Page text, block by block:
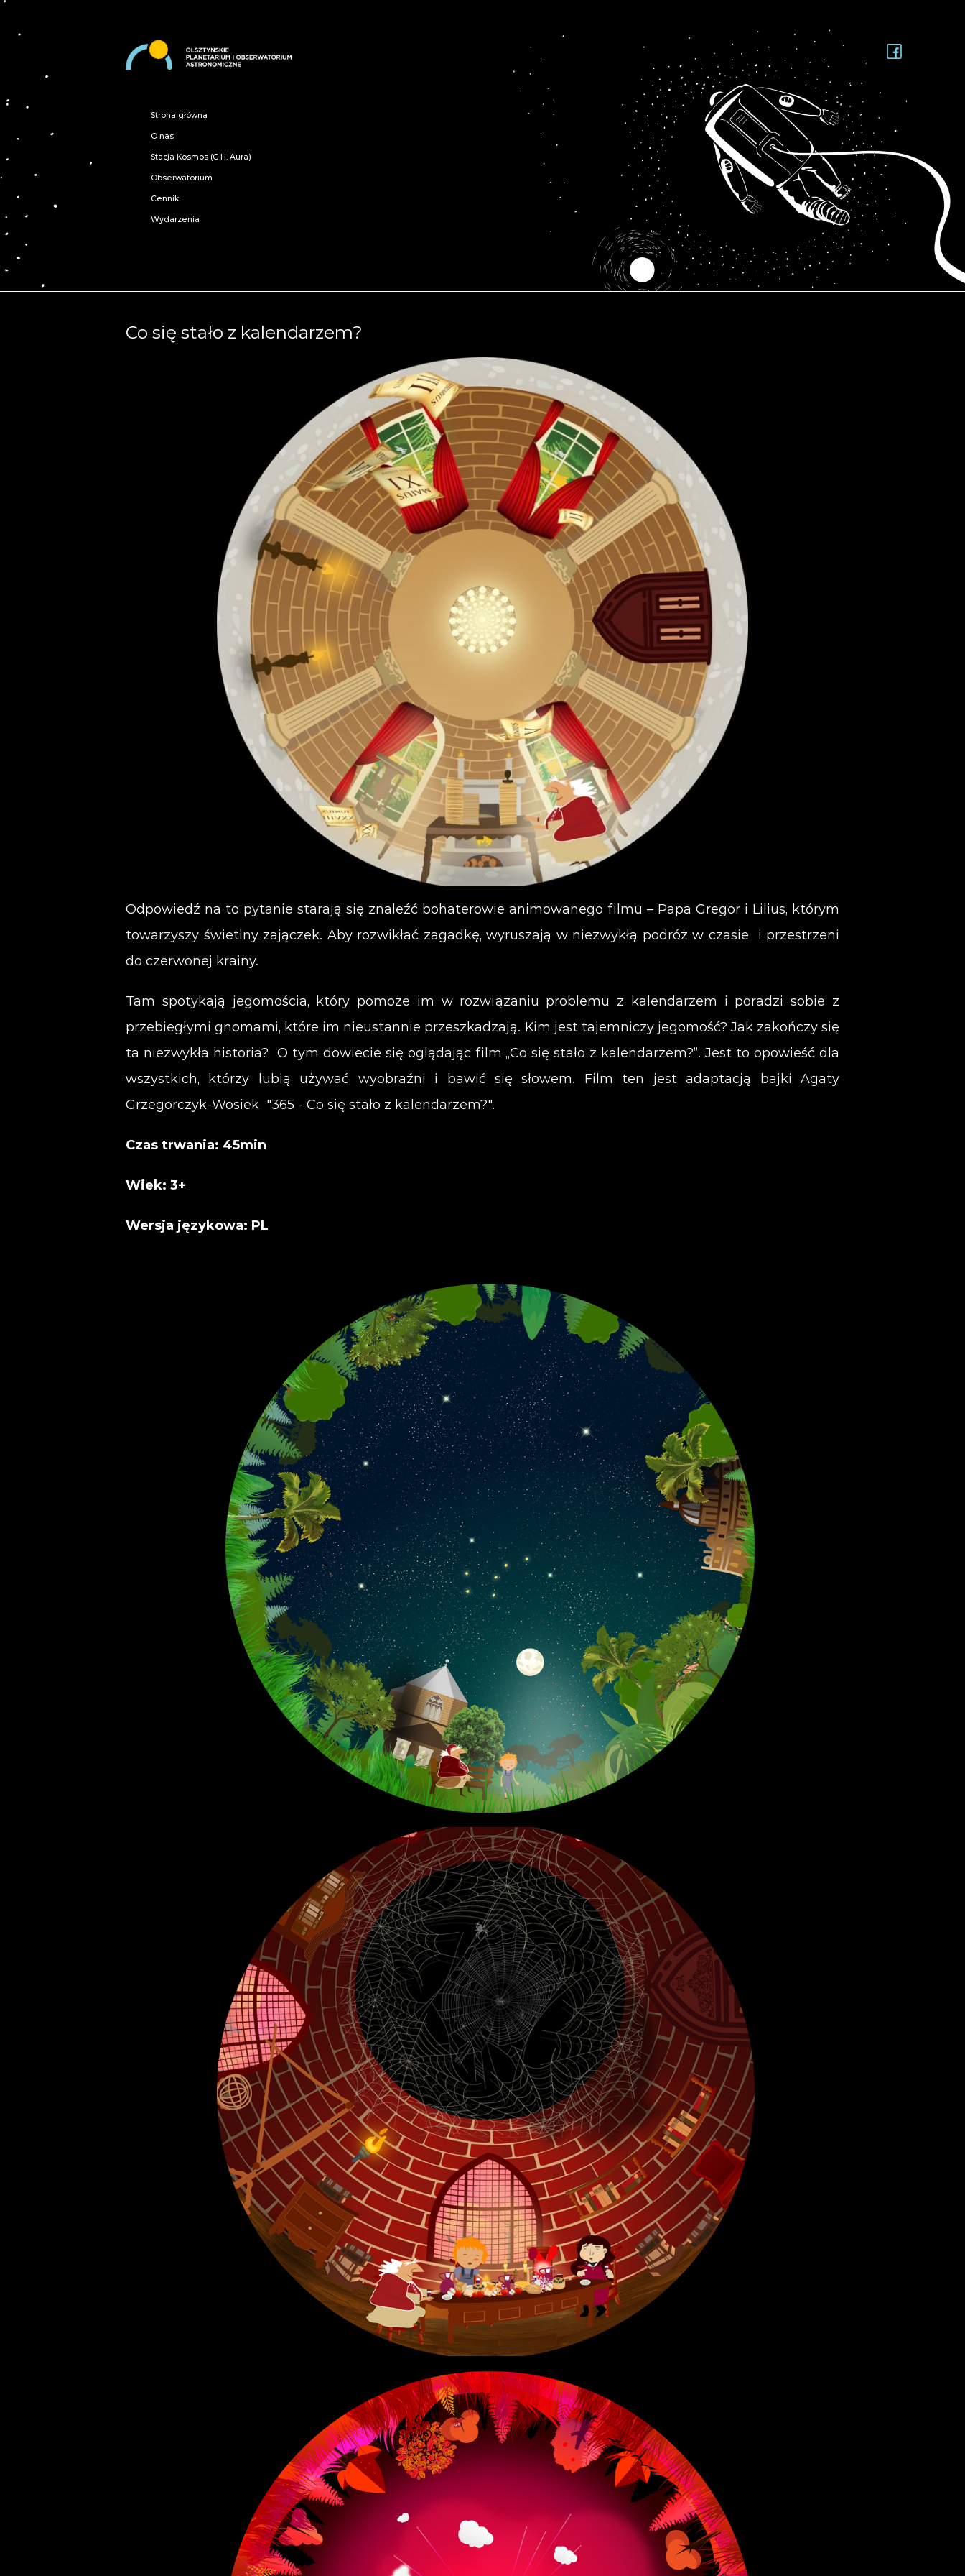
Strona główna
O nas
Stacja Kosmos (G.H. Aura)
Obserwatorium
Cennik
Wydarzenia
Co się stało z kalendarzem?
Odpowiedź na to pytanie starają się znaleźć bohaterowie animowanego filmu – Papa Gregor i Lilius, którym
towarzyszy świetlny zajączek. Aby rozwikłać zagadkę, wyruszają w niezwykłą podróż w czasie i przestrzeni
do czerwonej krainy.
Tam spotykają jegomościa, który pomoże im w rozwiązaniu problemu z kalendarzem i poradzi sobie z
przebiegłymi gnomami, które im nieustannie przeszkadzają. Kim jest tajemniczy jegomość? Jak zakończy się
ta niezwykła historia? O tym dowiecie się oglądając film „Co się stało z kalendarzem?”. Jest to opowieść dla
wszystkich, którzy lubią używać wyobraźni i bawić się słowem. Film ten jest adaptacją bajki Agaty
Grzegorczyk-Wosiek "365 - Co się stało z kalendarzem?".
Czas trwania: 45min
Wiek: 3+
Wersja językowa: PL